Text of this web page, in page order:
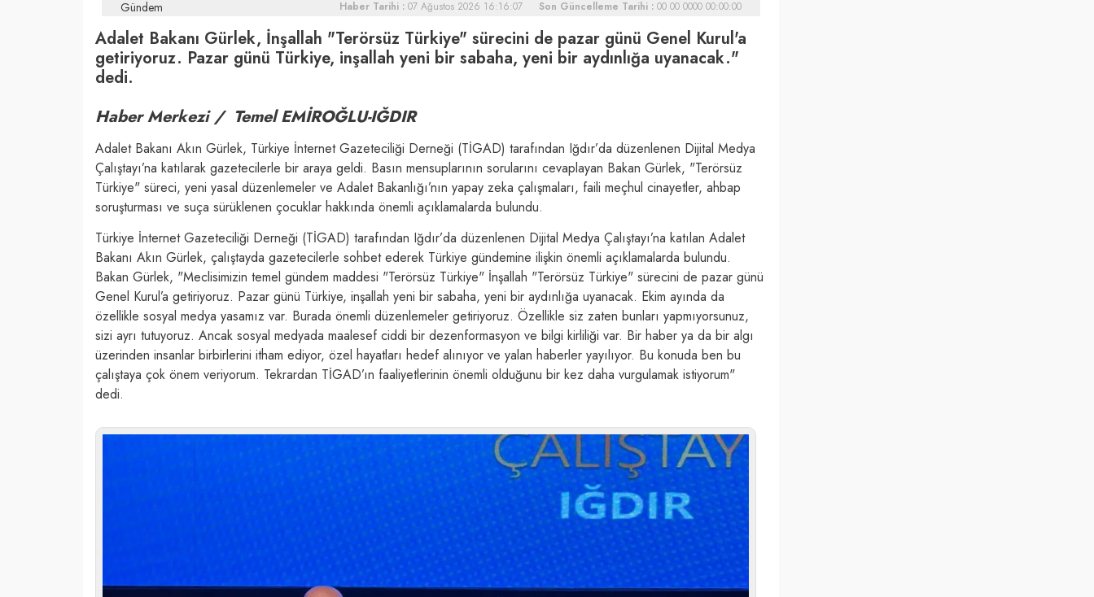
Gündem Haber Tarihi : 07 Ağustos 2026 16:16:07 Son Güncelleme Tarihi : 00 00 0000 00:00:00
Adalet Bakanı Gürlek, İnşallah "Terörsüz Türkiye" sürecini de pazar günü Genel Kurul'a
getiriyoruz. Pazar günü Türkiye, inşallah yeni bir sabaha, yeni bir aydınlığa uyanacak."
dedi.
Haber Merkezi / Temel EMİROĞLU-IĞDIR
Adalet Bakanı Akın Gürlek, Türkiye İnternet Gazeteciliği Derneği (TİGAD) tarafından Iğdır’da düzenlenen Dijital Medya
Çalıştayı’na katılarak gazetecilerle bir araya geldi. Basın mensuplarının sorularını cevaplayan Bakan Gürlek, "Terörsüz
Türkiye" süreci, yeni yasal düzenlemeler ve Adalet Bakanlığı’nın yapay zeka çalışmaları, faili meçhul cinayetler, ahbap
soruşturması ve suça sürüklenen çocuklar hakkında önemli açıklamalarda bulundu.
Türkiye İnternet Gazeteciliği Derneği (TİGAD) tarafından Iğdır’da düzenlenen Dijital Medya Çalıştayı’na katılan Adalet
Bakanı Akın Gürlek, çalıştayda gazetecilerle sohbet ederek Türkiye gündemine ilişkin önemli açıklamalarda bulundu.
Bakan Gürlek, "Meclisimizin temel gündem maddesi "Terörsüz Türkiye" İnşallah "Terörsüz Türkiye" sürecini de pazar günü
Genel Kurul’a getiriyoruz. Pazar günü Türkiye, inşallah yeni bir sabaha, yeni bir aydınlığa uyanacak. Ekim ayında da
özellikle sosyal medya yasamız var. Burada önemli düzenlemeler getiriyoruz. Özellikle siz zaten bunları yapmıyorsunuz,
sizi ayrı tutuyoruz. Ancak sosyal medyada maalesef ciddi bir dezenformasyon ve bilgi kirliliği var. Bir haber ya da bir algı
üzerinden insanlar birbirlerini itham ediyor, özel hayatları hedef alınıyor ve yalan haberler yayılıyor. Bu konuda ben bu
çalıştaya çok önem veriyorum. Tekrardan TİGAD’ın faaliyetlerinin önemli olduğunu bir kez daha vurgulamak istiyorum"
dedi.